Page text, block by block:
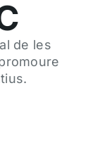
de les